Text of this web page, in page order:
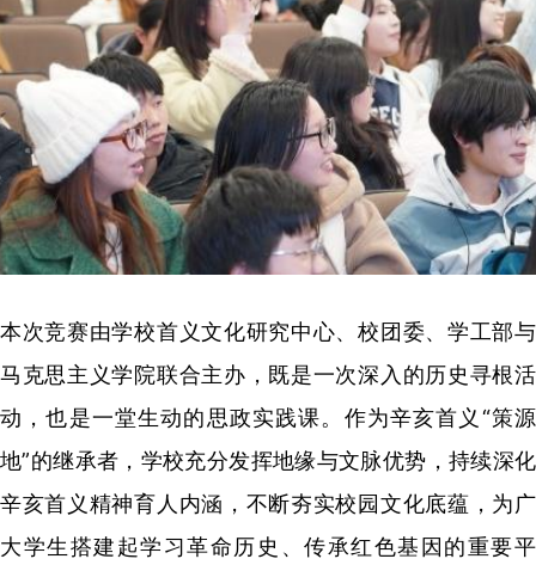
本次竞赛由学校首义文化研究中心、校团委、学工部与
马克思主义学院联合主办，既是一次深入的历史寻根活
动，也是一堂生动的思政实践课。作为辛亥首义“策源
地”的继承者，学校充分发挥地缘与文脉优势，持续深化
辛亥首义精神育人内涵，不断夯实校园文化底蕴，为广
大学生搭建起学习革命历史、传承红色基因的重要平